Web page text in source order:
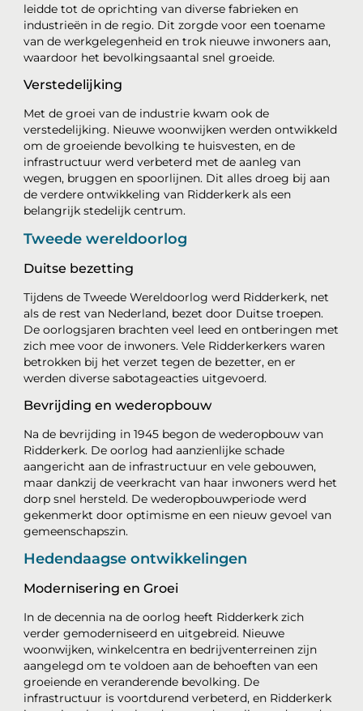
leidde tot de oprichting van diverse fabrieken en
industrieën in de regio. Dit zorgde voor een toename
van de werkgelegenheid en trok nieuwe inwoners aan,
waardoor het bevolkingsaantal snel groeide.
Verstedelijking
Met de groei van de industrie kwam ook de
verstedelijking. Nieuwe woonwijken werden ontwikkeld
om de groeiende bevolking te huisvesten, en de
infrastructuur werd verbeterd met de aanleg van
wegen, bruggen en spoorlijnen. Dit alles droeg bij aan
de verdere ontwikkeling van Ridderkerk als een
belangrijk stedelijk centrum.
Tweede wereldoorlog
Duitse bezetting
Tijdens de Tweede Wereldoorlog werd Ridderkerk, net
als de rest van Nederland, bezet door Duitse troepen.
De oorlogsjaren brachten veel leed en ontberingen met
zich mee voor de inwoners. Vele Ridderkerkers waren
betrokken bij het verzet tegen de bezetter, en er
werden diverse sabotageacties uitgevoerd.
Bevrijding en wederopbouw
Na de bevrijding in 1945 begon de wederopbouw van
Ridderkerk. De oorlog had aanzienlijke schade
aangericht aan de infrastructuur en vele gebouwen,
maar dankzij de veerkracht van haar inwoners werd het
dorp snel hersteld. De wederopbouwperiode werd
gekenmerkt door optimisme en een nieuw gevoel van
gemeenschapszin.
Hedendaagse ontwikkelingen
Modernisering en Groei
In de decennia na de oorlog heeft Ridderkerk zich
verder gemoderniseerd en uitgebreid. Nieuwe
woonwijken, winkelcentra en bedrijventerreinen zijn
aangelegd om te voldoen aan de behoeften van een
groeiende en veranderende bevolking. De
infrastructuur is voortdurend verbeterd, en Ridderkerk